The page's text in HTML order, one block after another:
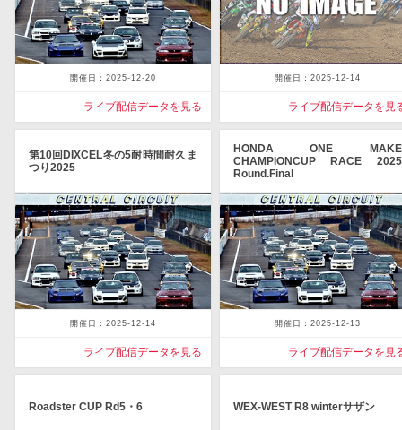
開催日：2025-12-20
ライブ配信データを見る
開催日：2025-12-14
ライブ配信データを見
第10回DIXCEL冬の5耐時間耐久ま
つり2025
開催日：2025-12-14
ライブ配信データを見る
HONDA ONE MAKE
CHAMPIONCUP RACE 2025
Round.Final
開催日：2025-12-13
ライブ配信データを見
Roadster CUP Rd5・6 WEX-WEST R8 winterサザン